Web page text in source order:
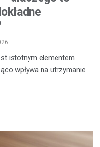
istotnym elementem
wpływa na utrzymanie